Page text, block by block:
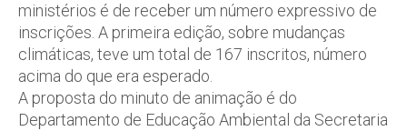
ministérios é de receber um número expressivo de
inscrições. A primeira edição, sobre mudanças
climáticas, teve um total de 167 inscritos, número
acima do que era esperado.
A proposta do minuto de animação é do
Departamento de Educação Ambiental da Secretaria